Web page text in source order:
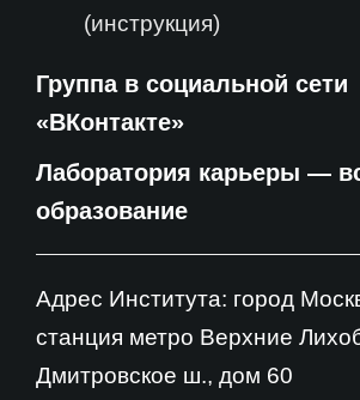
(инструкция)
Группа в социальной сети
«ВКонтакте»
Лаборатория карьеры —
образование
Адрес Института: город
станция метро Верхние
Дмитровское ш., дом 60